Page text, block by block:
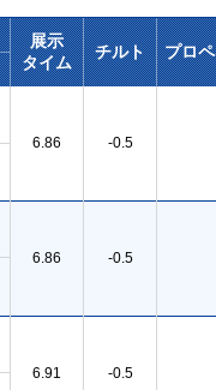
展示
タイム
チルト プロ
6.86
-0.5
6.86
-0.5
6.91
-0.5